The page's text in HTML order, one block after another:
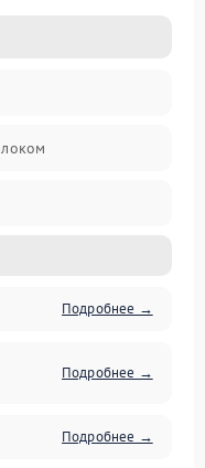
Подробнее →
Подробнее →
Подробнее →